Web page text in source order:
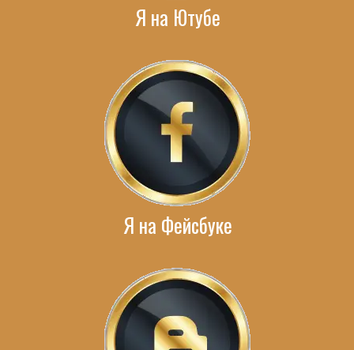
Я на Ютубе
Я на Фейсбуке